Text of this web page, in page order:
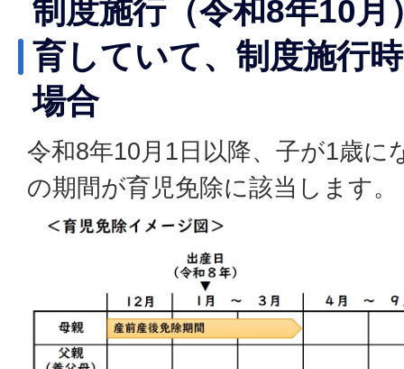
制度施行（令和8年10月
育していて、制度施行
場合
令和8年10月1日以降、子が1歳に
の期間が育児免除に該当します。